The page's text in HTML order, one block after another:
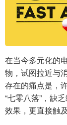
在当今多元化的
物，试图拉近与
存在的痛点是，
“七零八落”，缺
效果，更直接触